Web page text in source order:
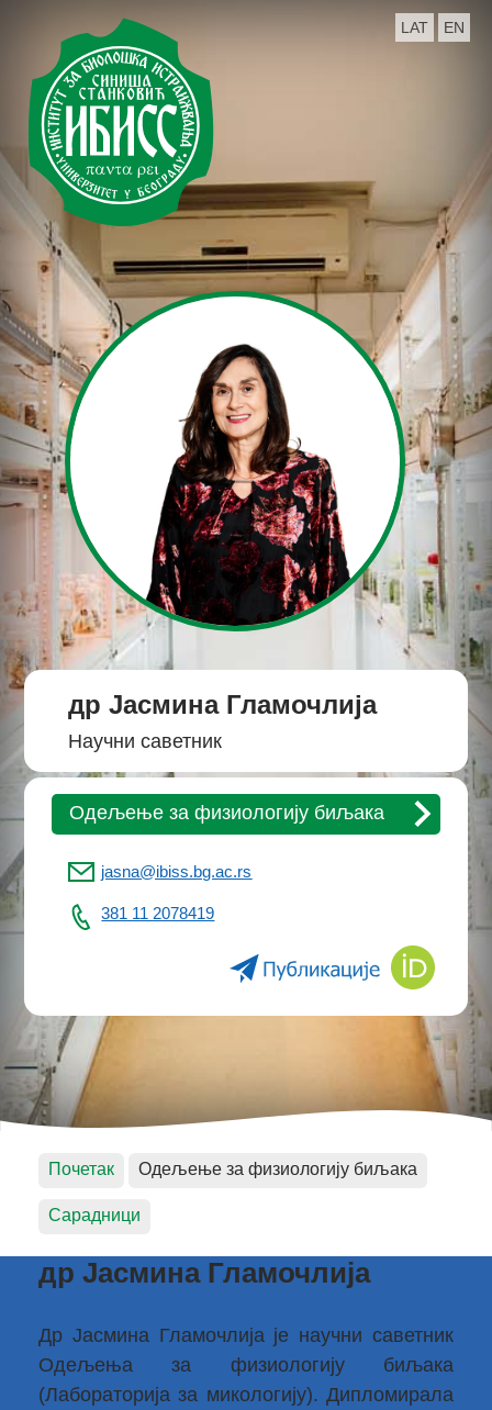
LAT EN
др Јасмина Гламочлија
Научни саветник
Одељење за физиологију биљака
jasna@ibiss.bg.ac.rs
381 11 2078419
Почетак Одељење за физиологију биљака
Сарадници
др Јасмина Гламочлија
Др Јасмина Гламочлија је научни саветник
Одељења за физиологију биљака
(Лабораторија за микологију). Дипломирала